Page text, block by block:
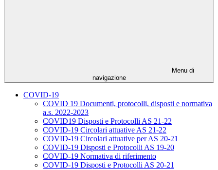
Menu di
navigazione
COVID-19
COVID 19 Documenti, protocolli, disposti e normativa
a.s. 2022-2023
COVID19 Disposti e Protocolli AS 21-22
COVID-19 Circolari attuative AS 21-22
COVID-19 Circolari attuative per AS 20-21
COVID-19 Disposti e Protocolli AS 19-20
COVID-19 Normativa di riferimento
COVID-19 Disposti e Protocolli AS 20-21